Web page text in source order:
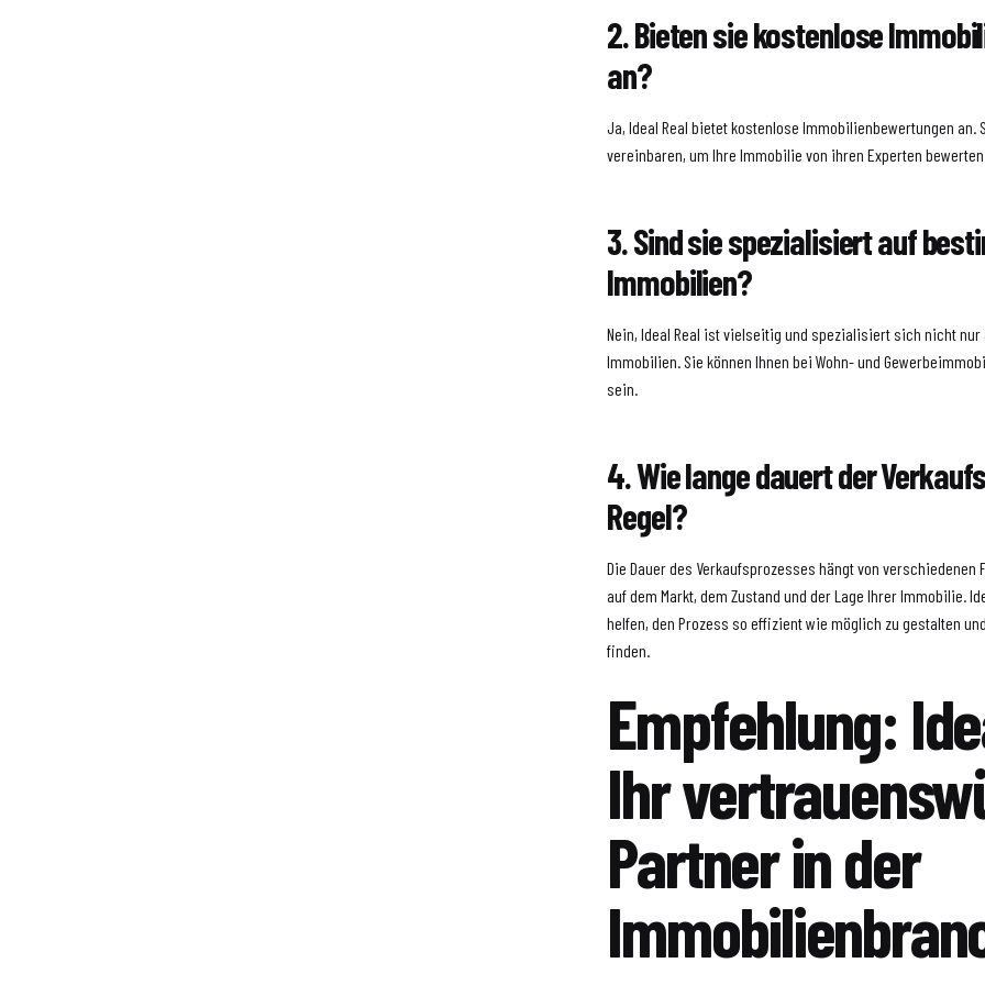
2. Bieten sie kostenlose
an?
Ja, Ideal Real bietet kostenlose Immobilienbewertungen an.
vereinbaren, um Ihre Immobilie von ihren Experten bewerten
3. Sind sie spezialisiert auf
Immobilien?
Nein, Ideal Real ist vielseitig und spezialisiert sich nicht nur
Immobilien. Sie können Ihnen bei Wohn- und
sein.
4. Wie lange dauert der
Regel?
Die Dauer des Verkaufsprozesses hängt von verschiedenen
auf dem Markt, dem Zustand und der Lage Ihrer Immobilie.
helfen, den Prozess so effizient wie möglich zu gestalten
finden.
Empfehlung:
Ihr
Partner in der